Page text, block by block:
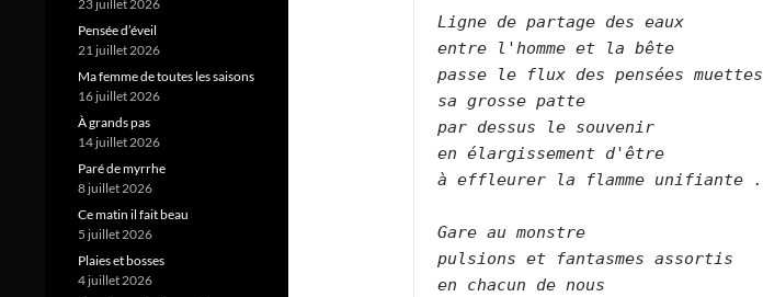
Ligne de partage des eaux
entre l'homme et la bête
passe le flux des pensées muettes
sa grosse patte
par dessus le souvenir
en élargissement d'être
à effleurer la flamme unifiante .
Gare au monstre
pulsions et fantasmes assortis
en chacun de nous
23 juillet 2026
Pensée d’éveil
21 juillet 2026
Ma femme de toutes les saisons
16 juillet 2026
À grands pas
14 juillet 2026
Paré de myrrhe
8 juillet 2026
Ce matin il fait beau
5 juillet 2026
Plaies et bosses
4 juillet 2026